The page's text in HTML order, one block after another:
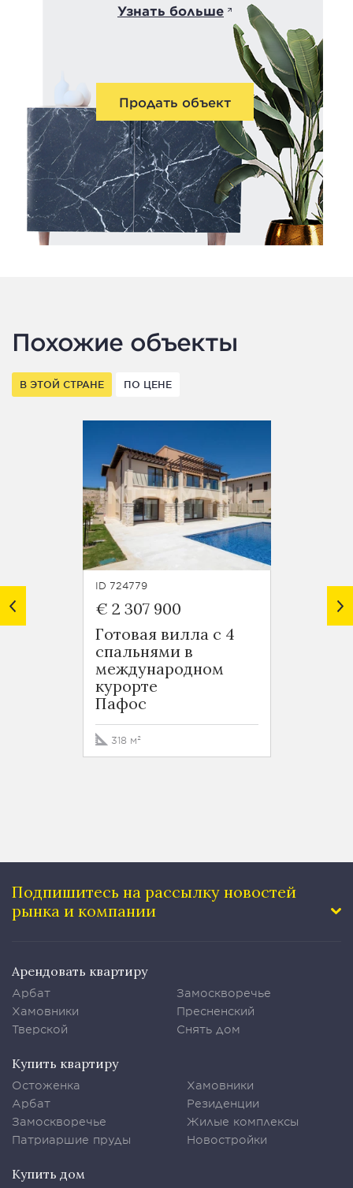
Узнать больше
Продать объект
Похожие объекты
В ЭТОЙ СТРАНЕ ПО ЦЕНЕ
ID 724779
€ 2 307 900
Готовая вилла с 4
спальнями в
международном
курорте
Пафос
318 м²
ID
€ 1
Подпишитесь на рассылку новостей
рынка и компании
Арендовать квартиру
Арбат
Хамовники
Тверской
Замоскворечье
Пресненский
Снять дом
Купить квартиру
Остоженка
Арбат
Замоскворечье
Патриаршие пруды
Хамовники
Резиденции
Жилые комплексы
Новостройки
Купить дом